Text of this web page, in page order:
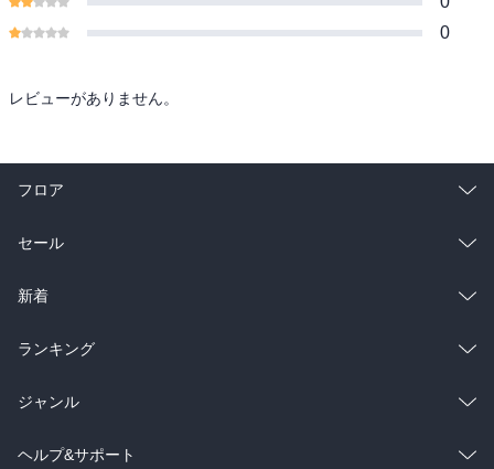
0
レビューがありません。
フロア
総合
ラノベ
雑誌・グラビア
BL・TL
セール
総合
ラノベ
雑誌・グラビア
BL・TL
新着
総合
ラノベ
雑誌・グラビア
ランキング
総合
ラノベ
ジャンル
コミック
ヘルプ&サポート